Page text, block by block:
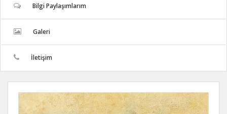
Bilgi Paylaşımlarım
Galeri
İletişim